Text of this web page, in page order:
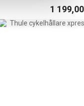
1 199,00